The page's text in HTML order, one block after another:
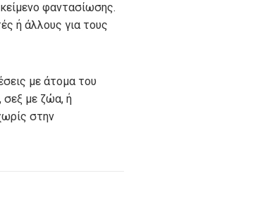
φαντασίωσης.
ή άλλους για τους
με άτομα του
σεξ με ζώα, ή
στην